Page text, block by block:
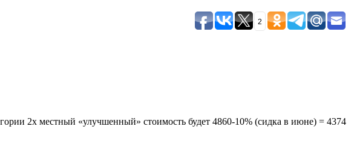
2
2х местный «улучшенный» стоимость будет 4860-10% (сидка в июне) = 4374